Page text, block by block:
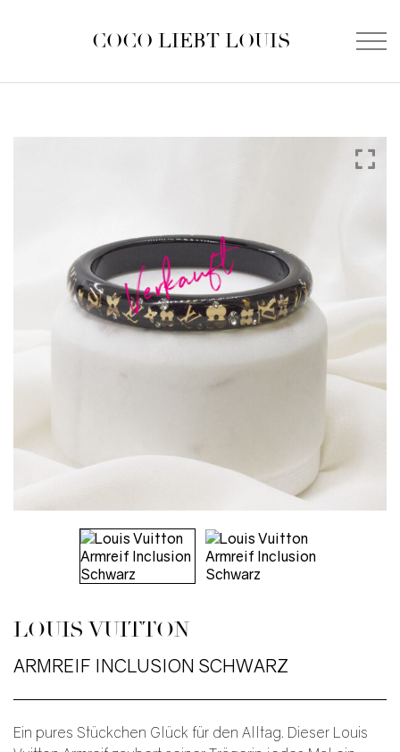
COCO LIEBT LOUIS
Verkauft
LOUIS VUITTON
ARMREIF INCLUSION SCHWARZ
Ein pures Stückchen Glück für den Alltag. Dieser Louis